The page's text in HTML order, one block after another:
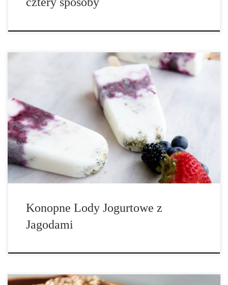
Składniki: • 3 szklanki mieszanki mrożonych jagód, • 4 łyżki
miodu, • 1 łyżeczka czystego ekstraktu waniliowego, • 1½ szklanki
zwykłego jogurtu greckiego, • ¼ szklanki mleka migdałowego, •
⅔ szklanki przygotowanej granoli, • ¼ szklanki plus 1 łyżka
łuskanych […]
Konopne Lody Jogurtowe z
Jagodami